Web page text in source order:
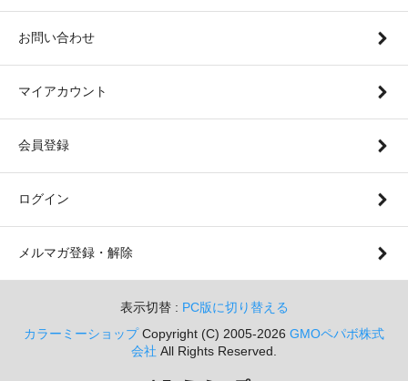
お問い合わせ
マイアカウント
会員登録
ログイン
メルマガ登録・解除
表示切替 : PC版に切り替える
カラーミーショップCopyright (C) 2005-2026 GMOペパボ株式
会社 All Rights Reserved.